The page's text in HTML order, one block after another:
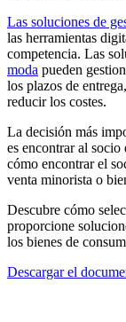
Las soluciones de
las herramientas
competencia. Las
moda pueden
los plazos de
reducir los costes.
La decisión más
es encontrar al
cómo encontrar el
venta minorista o
Descubre cómo
proporcione
los bienes de
Descargar el